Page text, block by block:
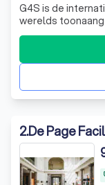
G4S is de
werelds
facilitaire
dan 400 van de
ongeëvenaarde
geavanceerde
2.De Page